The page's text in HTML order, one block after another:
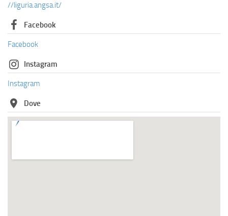
//liguria.angsa.it/
Facebook
Facebook
Instagram
Instagram
Dove